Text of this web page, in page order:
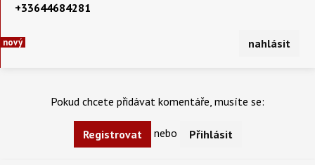
+33644684281
nový nahlásit
Pokud chcete přidávat komentáře, musíte se:
Registrovat nebo Přihlásit